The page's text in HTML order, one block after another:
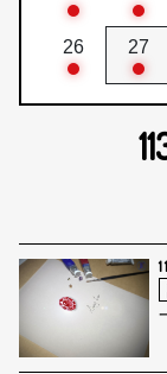
26 27